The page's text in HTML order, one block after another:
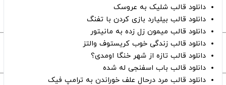
دانلود قالب شلیک به عروسک
دانلود قالب بیلیارد بازی کردن با تفنگ
دانلود قالب میمون زل زده به مانیتور
دانلود قالب زندگی خوب کریستوف والتز
دانلود قالب تازه از شهر خنگا اومدی؟
دانلود قالب باب اسفنجی له شده
دانلود قالب مرد درحال علف خوراندن به ترامپ فیک